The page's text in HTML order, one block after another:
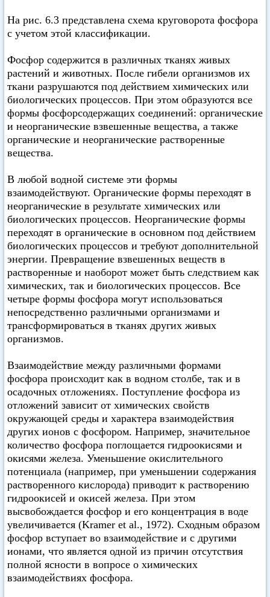
На рис. 6.3 представлена схема круговорота фосфора
с учетом этой классификации.
Фосфор содержится в различных тканях живых
растений и животных. После гибели организмов их
ткани разрушаются под действием химических или
биологических процессов. При этом образуются все
формы фосфорсодержащих соединений: органические
и неорганические взвешенные вещества, а также
органические и неорганические растворенные
вещества.
В любой водной системе эти формы
взаимодействуют. Органические формы переходят в
неорганические в результате химических или
биологических процессов. Неорганические формы
переходят в органические в основном под действием
биологических процессов и требуют дополнительной
энергии. Превращение взвешенных веществ в
растворенные и наоборот может быть следствием как
химических, так и биологических процессов. Все
четыре формы фосфора могут использоваться
непосредственно различными организмами и
трансформироваться в тканях других живых
организмов.
Взаимодействие между различными формами
фосфора происходит как в водном столбе, так и в
осадочных отложениях. Поступление фосфора из
отложений зависит от химических свойств
окружающей среды и характера взаимодействия
других ионов с фосфором. Например, значительное
количество фосфора поглощается гидроокисями и
окисями железа. Уменьшение окислительного
потенциала (например, при уменьшении содержания
растворенного кислорода) приводит к растворению
гидроокисей и окисей железа. При этом
высвобождается фосфор и его концентрация в воде
увеличивается (Kramer et al., 1972). Сходным образом
фосфор вступает во взаимодействие и с другими
ионами, что является одной из причин отсутствия
полной ясности в вопросе о химических
взаимодействиях фосфора.